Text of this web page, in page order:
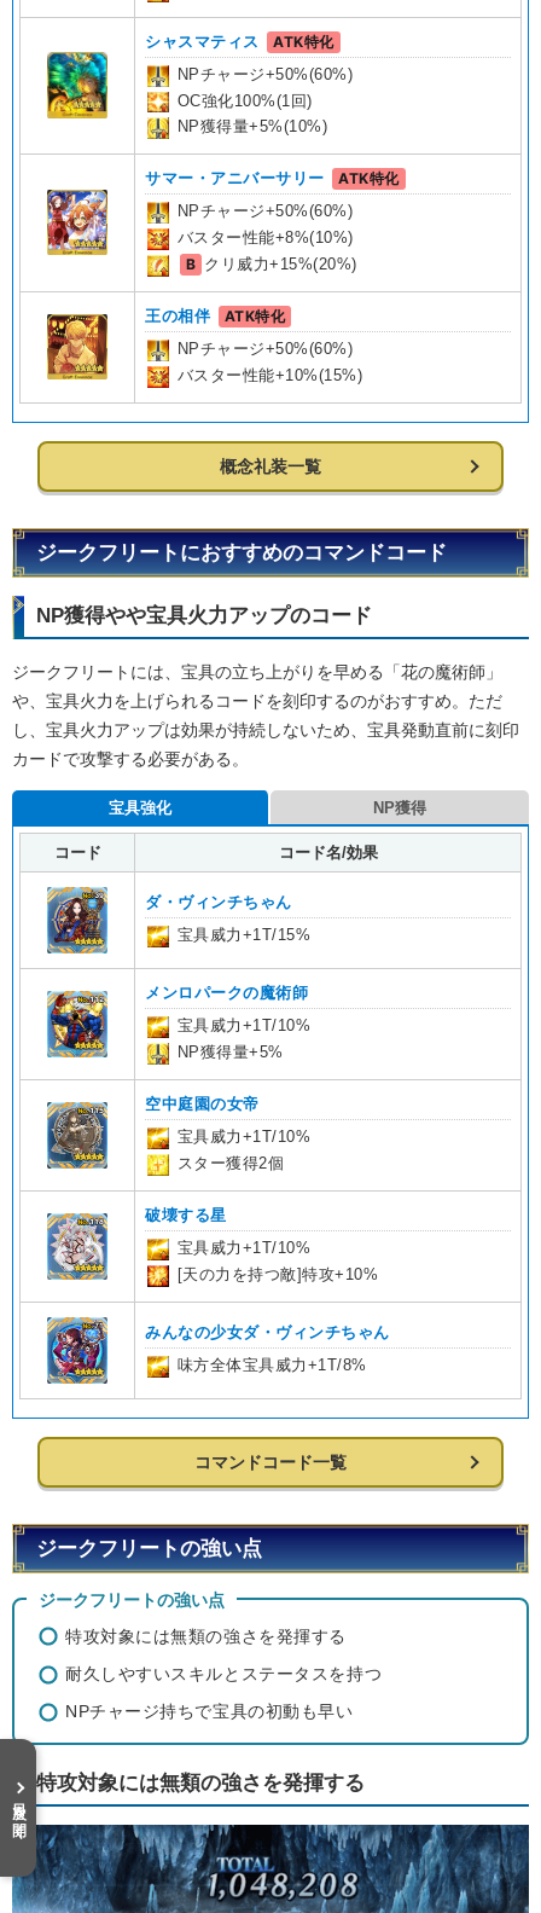
シャスマティス
ATK特化
NPチャージ+50%(60%)
OC強化100%(1回)
NP獲得量+5%(10%)
サマー・アニバーサリー
ATK特化
NPチャージ+50%(60%)
バスター性能+8%(10%)
B クリ威力+15%(20%)
王の相伴
ATK特化
NPチャージ+50%(60%)
バスター性能+10%(15%)
概念礼装一覧
ジークフリートにおすすめのコマンドコード
NP獲得やや宝具火力アップのコード
ジークフリートには、宝具の立ち上がりを早める「花の魔術師」
や、宝具火力を上げられるコードを刻印するのがおすすめ。ただ
し、宝具火力アップは効果が持続しないため、宝具発動直前に刻印
カードで攻撃する必要がある。
宝具強化 NP獲得
コード コード名/効果
ダ・ヴィンチちゃん
宝具威力+1T/15%
メンロパークの魔術師
宝具威力+1T/10%
NP獲得量+5%
空中庭園の女帝
宝具威力+1T/10%
スター獲得2個
破壊する星
宝具威力+1T/10%
[天の力を持つ敵]特攻+10%
みんなの少女ダ・ヴィンチちゃん
味方全体宝具威力+1T/8%
コマンドコード一覧
ジークフリートの強い点
ジークフリートの強い点
特攻対象には無類の強さを発揮する
耐久しやすいスキルとステータスを持つ
NPチャージ持ちで宝具の初動も早い
特攻対象には無類の強さを発揮する
目次を開く